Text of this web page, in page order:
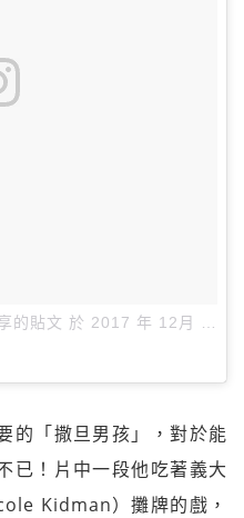
的貼文 於 2017 年 12月 月 8 2:59上午 PST
的「撒旦男孩」，對於能
已！片中一段他吃著義大
Kidman）攤牌的戲，